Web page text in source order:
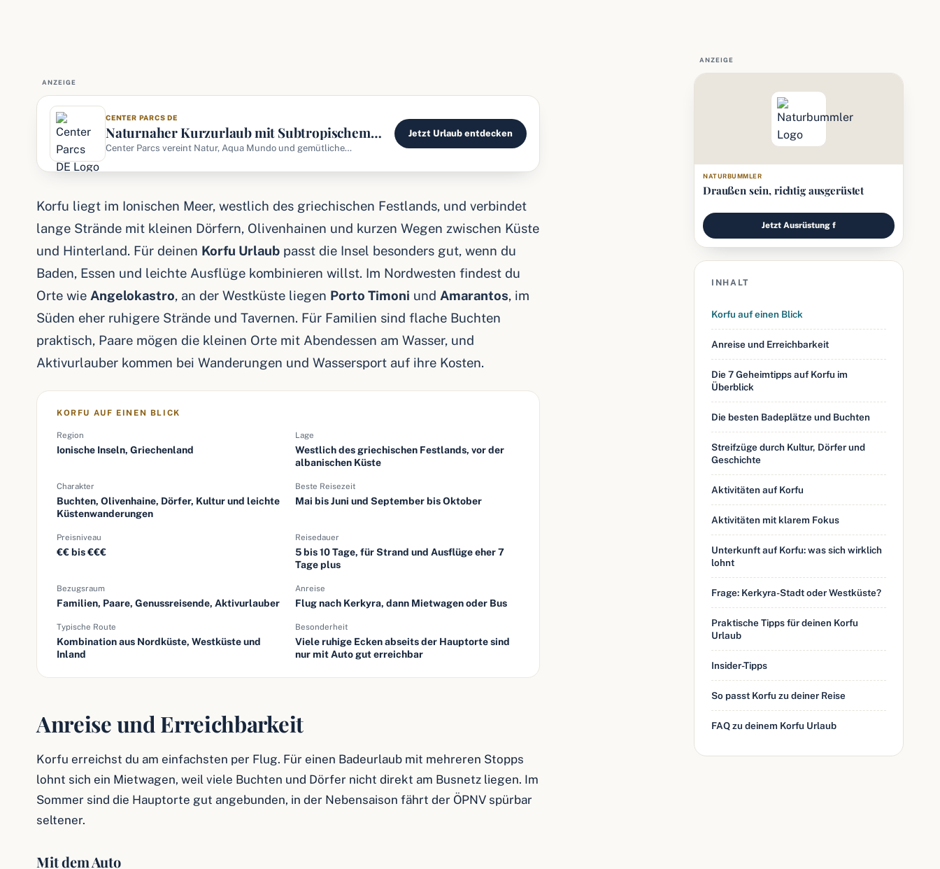
ANZEIGE
CENTER PARCS DE
Naturnaher Kurzurlaub mit Subtropischem
Schwimmbad & Waldflair
Center Parcs vereint Natur, Aqua Mundo und gemütliche
Jetzt Urlaub entdecken
Korfu liegt im Ionischen Meer, westlich des griechischen Festlands, und verbindet
lange Strände mit kleinen Dörfern, Olivenhainen und kurzen Wegen zwischen Küste
und Hinterland. Für deinen Korfu Urlaub passt die Insel besonders gut, wenn du
Baden, Essen und leichte Ausflüge kombinieren willst. Im Nordwesten findest du
Orte wie Angelokastro, an der Westküste liegen Porto Timoni und Amarantos, im
Süden eher ruhigere Strände und Tavernen. Für Familien sind flache Buchten
praktisch, Paare mögen die kleinen Orte mit Abendessen am Wasser, und
Aktivurlauber kommen bei Wanderungen und Wassersport auf ihre Kosten.
KORFU AUF EINEN BLICK
Region
Ionische Inseln, Griechenland
Lage
Westlich des griechischen Festlands, vor der
albanischen Küste
Charakter
Buchten, Olivenhaine, Dörfer, Kultur und leichte
Küstenwanderungen
Beste Reisezeit
Mai bis Juni und September bis Oktober
Preisniveau
€€ bis €€€
Reisedauer
5 bis 10 Tage, für Strand und Ausflüge eher 7
Tage plus
Bezugsraum
Familien, Paare, Genussreisende, Aktivurlauber
Anreise
Flug nach Kerkyra, dann Mietwagen oder Bus
Typische Route
Kombination aus Nordküste, Westküste und
Inland
Besonderheit
Viele ruhige Ecken abseits der Hauptorte sind
nur mit Auto gut erreichbar
Anreise und Erreichbarkeit
Korfu erreichst du am einfachsten per Flug. Für einen Badeurlaub mit mehreren Stopps
lohnt sich ein Mietwagen, weil viele Buchten und Dörfer nicht direkt am Busnetz liegen. Im
Sommer sind die Hauptorte gut angebunden, in der Nebensaison fährt der ÖPNV spürbar
seltener.
Mit dem Auto
ANZEIGE
NATURBUMMLER
Draußen sein, richtig ausgerüstet
Jetzt Ausrüstung f
INHALT
Korfu auf einen Blick
Anreise und Erreichbarkeit
Die 7 Geheimtipps auf Korfu im
Überblick
Die besten Badeplätze und Buchten
Streifzüge durch Kultur, Dörfer und
Geschichte
Aktivitäten auf Korfu
Aktivitäten mit klarem Fokus
Unterkunft auf Korfu: was sich wirklich
lohnt
Frage: Kerkyra-Stadt oder Westküste?
Praktische Tipps für deinen Korfu
Urlaub
Insider-Tipps
So passt Korfu zu deiner Reise
FAQ zu deinem Korfu Urlaub